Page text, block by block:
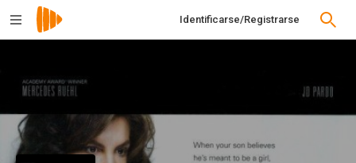
Identificarse/Registrarse